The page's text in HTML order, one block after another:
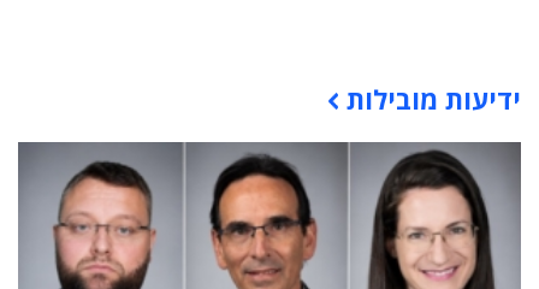
ידיעות מובילות